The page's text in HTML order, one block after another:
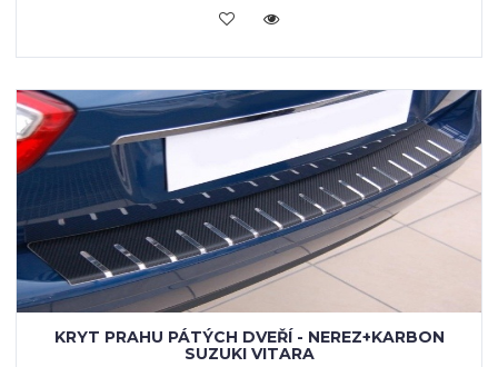
KOUPIT
KRYT PRAHU PÁTÝCH DVEŘÍ - NEREZ+KARBON
SUZUKI VITARA